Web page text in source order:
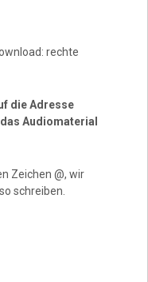
rechte
die Adresse
Audiomaterial
Zeichen @, wir
schreiben.